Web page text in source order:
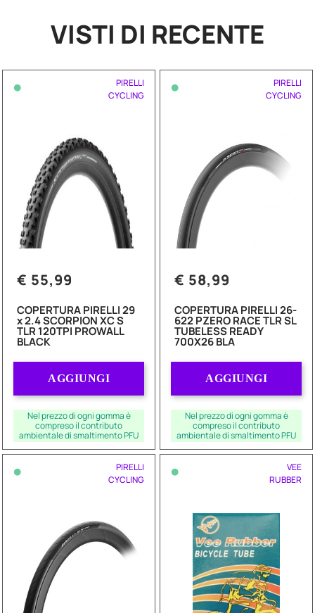
VISTI DI RECENTE
•
PIRELLI
CYCLING
€ 55,99
COPERTURA PIRELLI 29
x 2.4 SCORPION XC S
TLR 120TPI PROWALL
BLACK
AGGIUNGI
Nel prezzo di ogni gomma è
compreso il contributo
ambientale di smaltimento PFU
•
PIRELLI
CYCLING
€ 58,99
COPERTURA PIRELLI 26-
622 PZERO RACE TLR SL
TUBELESS READY
700X26 BLA
AGGIUNGI
Nel prezzo di ogni gomma è
compreso il contributo
ambientale di smaltimento PFU
•
PIRELLI
CYCLING
•
VEE
RUBBER